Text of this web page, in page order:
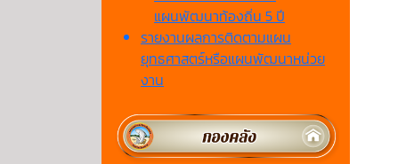
แผนพัฒนาท้องถิ่น 5 ปี
รายงานผลการติดตามแผน
ยุทธศาสตร์หรือแผนพัฒนาหน่วย
งาน